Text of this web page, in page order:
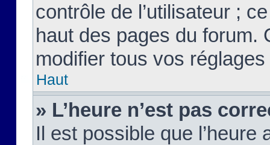
contrôle de l’utilisateur ;
haut des pages du forum.
modifier tous vos
Haut
» L’heure n’est pas
Il est possible que